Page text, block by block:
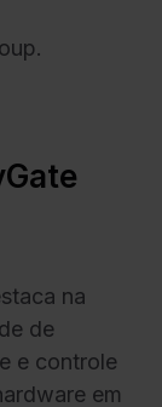
na
de
e controle
em